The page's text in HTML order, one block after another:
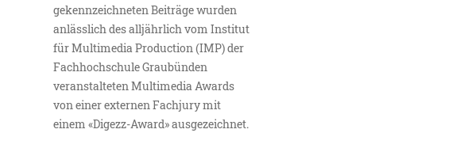
gekennzeichneten Beiträge wurden
anlässlich des alljährlich vom Institut
für Multimedia Production (IMP) der
Fachhochschule Graubünden
veranstalteten Multimedia Awards
von einer externen Fachjury mit
einem «Digezz-Award» ausgezeichnet.